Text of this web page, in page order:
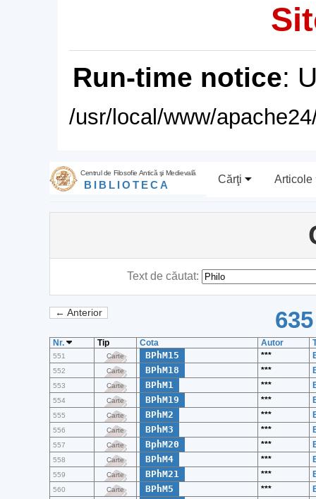
Run-time notice:
/usr/local/www/
Centrul de Filosofie Antică şi Medievală
BIBLIOTECA Cărţi Articole
Text de căutat:
← Anterior
Nr. Tip Cota Autor
551 Carte BPhM15 ***
552 Carte BPhM18 ***
553 Carte BPhM1 ***
554 Carte BPhM19 ***
555 Carte BPhM2 ***
556 Carte BPhM3 ***
557 Carte BphM20 ***
558 Carte BPhM4 ***
559 Carte BPhM21 ***
560 Carte BPhM5 ***